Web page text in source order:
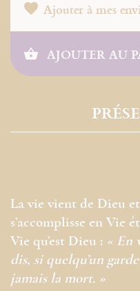
Ajouter à mes
AJOUTER AU
La vie vient de Dieu
s’accomplisse en Vie
Vie qu’est Dieu : « En
dis, si quelqu’un
jamais la mort. »